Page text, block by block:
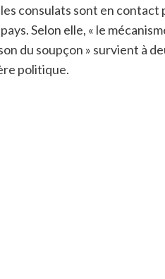
consulats sont en
Selon elle, « le
du soupçon » survient à
politique.